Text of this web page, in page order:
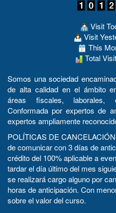
Visit
Visit
This
Total
Somos una sociedad
de alta calidad en el ámbito
áreas fiscales, laborales,
Conformada por expertos de
expertos ampliamente
POLÍTICAS DE
de comunicar con 3 días de
crédito del 100% aplicable a
tardar el día último del mes
se realizará cargo alguno por
horas de anticipación. Con
sobre el valor del curso.